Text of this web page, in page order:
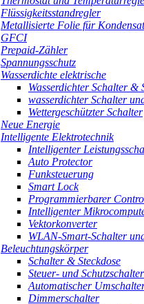
Flüssigkeitsstandregler
Metallisierte Folie für
GFCI
Prepaid-Zähler
Spannungsschutz
Wasserdichte elektrische
Wasserdichter Schalter &
wasserdichter Schalter
Wettergeschützter Schalter
Neue Energie
Intelligente Elektrotechnik
Intelligenter
Auto Protector
Funksteuerung
Smart Lock
Programmierbarer
Intelligenter
Vektorkonverter
WLAN-Smart-Schalter
Beleuchtungskörper
Schalter & Steckdose
Steuer- und Schutzschalter
Automatischer
Dimmerschalter